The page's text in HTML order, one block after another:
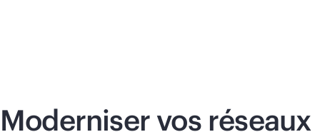
Moderniser vos réseaux